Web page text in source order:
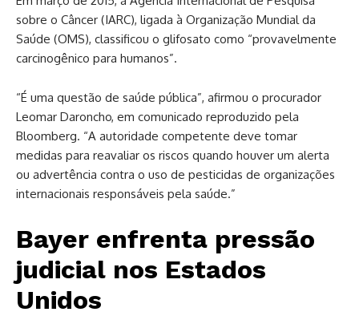
sobre o Câncer (IARC), ligada à Organização Mundial da
Saúde (OMS), classificou o glifosato como “provavelmente
carcinogênico para humanos”.
“É uma questão de saúde pública”, afirmou o procurador
Leomar Daroncho, em comunicado reproduzido pela
Bloomberg. “A autoridade competente deve tomar
medidas para reavaliar os riscos quando houver um alerta
ou advertência contra o uso de pesticidas de organizações
internacionais responsáveis pela saúde.”
Bayer enfrenta pressão
judicial nos Estados
Unidos